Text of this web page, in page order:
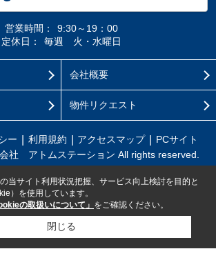
営業時間：
9:30～19：00
定休日：
毎週 火・水曜日
会社概要
物件リクエスト
ー 利用規約 アクセスマップ
PCサイト
社 アトムステーション All rights reserved.
当サイト利用状況把握、サービス向上検討を目的と
）を使用しています。
の取扱いについて」 をご確認ください。
閉じる